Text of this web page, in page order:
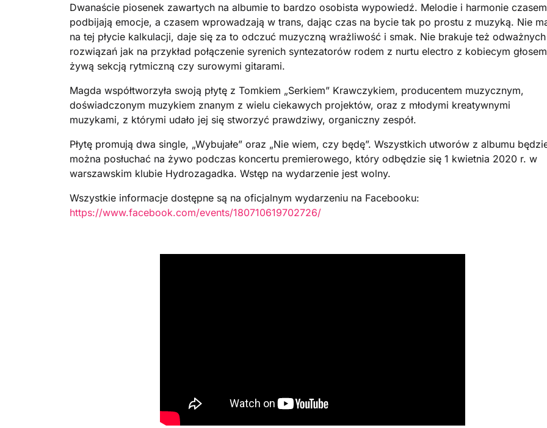
Dwanaście piosenek zawartych na albumie to bardzo osobista wypowiedź. Melodie i harmonie czasem
podbijają emocje, a czasem wprowadzają w trans, dając czas na bycie tak po prostu z muzyką. Nie
na tej płycie kalkulacji, daje się za to odczuć muzyczną wrażliwość i smak. Nie brakuje też odważnych
rozwiązań jak na przykład połączenie syrenich syntezatorów rodem z nurtu electro z kobiecym
żywą sekcją rytmiczną czy surowymi gitarami.
Magda współtworzyła swoją płytę z Tomkiem „Serkiem” Krawczykiem, producentem muzycznym,
doświadczonym muzykiem znanym z wielu ciekawych projektów, oraz z młodymi kreatywnymi
muzykami, z którymi udało jej się stworzyć prawdziwy, organiczny zespół.
Płytę promują dwa single, „Wybujałe” oraz „Nie wiem, czy będę”. Wszystkich utworów z albumu
można posłuchać na żywo podczas koncertu premierowego, który odbędzie się 1 kwietnia 2020 r. w
warszawskim klubie Hydrozagadka. Wstęp na wydarzenie jest wolny.
Wszystkie informacje dostępne są na oficjalnym wydarzeniu na Facebooku:
https://www.facebook.com/events/180710619702726/